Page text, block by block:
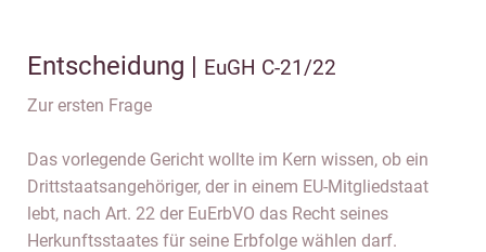
Entscheidung | EuGH C-21/22
Zur ersten Frage
Das vorlegende Gericht wollte im Kern wissen, ob ein
Drittstaatsangehöriger, der in einem EU-Mitgliedstaat
lebt, nach Art. 22 der EuErbVO das Recht seines
Herkunftsstaates für seine Erbfolge wählen darf.